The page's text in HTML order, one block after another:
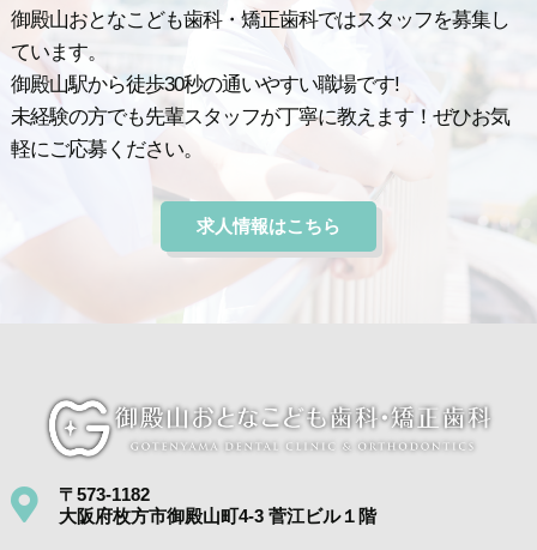
御殿山おとなこども歯科・矯正歯科ではスタッフを募集し
ています。
御殿山駅から徒歩30秒の通いやすい職場です!
未経験の方でも先輩スタッフが丁寧に教えます！ぜひお気
軽にご応募ください。
求人情報はこちら
〒573-1182
大阪府枚方市御殿山町4-3 菅江ビル１階